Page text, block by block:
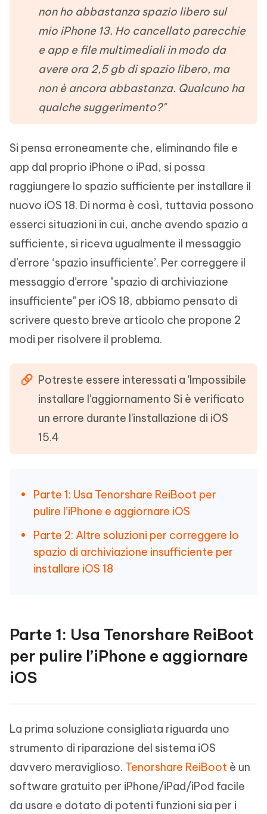
non ho abbastanza spazio libero sul
mio iPhone 13. Ho cancellato parecchie
e app e file multimediali in modo da
avere ora 2,5 gb di spazio libero, ma
non è ancora abbastanza. Qualcuno ha
qualche suggerimento?"
Si pensa erroneamente che, eliminando file e
app dal proprio iPhone o iPad, si possa
raggiungere lo spazio sufficiente per installare il
nuovo iOS 18. Di norma è così, tuttavia possono
esserci situazioni in cui, anche avendo spazio a
sufficiente, si riceva ugualmente il messaggio
d’errore ‘spazio insufficiente’. Per correggere il
messaggio d’errore "spazio di archiviazione
insufficiente" per iOS 18, abbiamo pensato di
scrivere questo breve articolo che propone 2
modi per risolvere il problema.
Potreste essere interessati a 'Impossibile
installare l'aggiornamento Si è verificato
un errore durante l'installazione di iOS
15.4
Parte 1: Usa Tenorshare ReiBoot per
pulire l’iPhone e aggiornare iOS
Parte 2: Altre soluzioni per correggere lo
spazio di archiviazione insufficiente per
installare iOS 18
Parte 1: Usa Tenorshare ReiBoot
per pulire l’iPhone e aggiornare
iOS
La prima soluzione consigliata riguarda uno
strumento di riparazione del sistema iOS
davvero meraviglioso. Tenorshare ReiBoot è un
software gratuito per iPhone/iPad/iPod facile
da usare e dotato di potenti funzioni sia per i